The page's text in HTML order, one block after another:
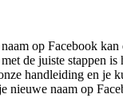
op Facebook
de juiste stappen is
handleiding en je
nieuwe naam op